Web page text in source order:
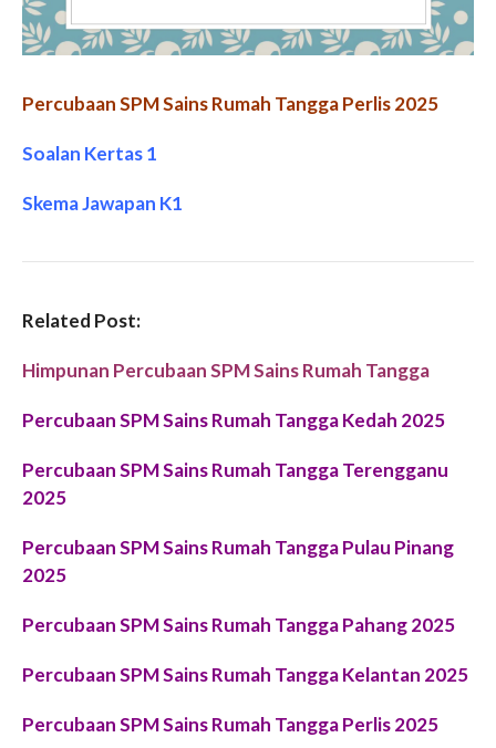
Percubaan SPM Sains Rumah Tangga Perlis 2025
Soalan Kertas 1
Skema Jawapan K1
Related Post:
Himpunan Percubaan SPM Sains Rumah Tangga
Percubaan SPM Sains Rumah Tangga Kedah 2025
Percubaan SPM Sains Rumah Tangga Terengganu
2025
Percubaan SPM Sains Rumah Tangga Pulau Pinang
2025
Percubaan SPM Sains Rumah Tangga Pahang 2025
Percubaan SPM Sains Rumah Tangga Kelantan 2025
Percubaan SPM Sains Rumah Tangga Perlis 2025